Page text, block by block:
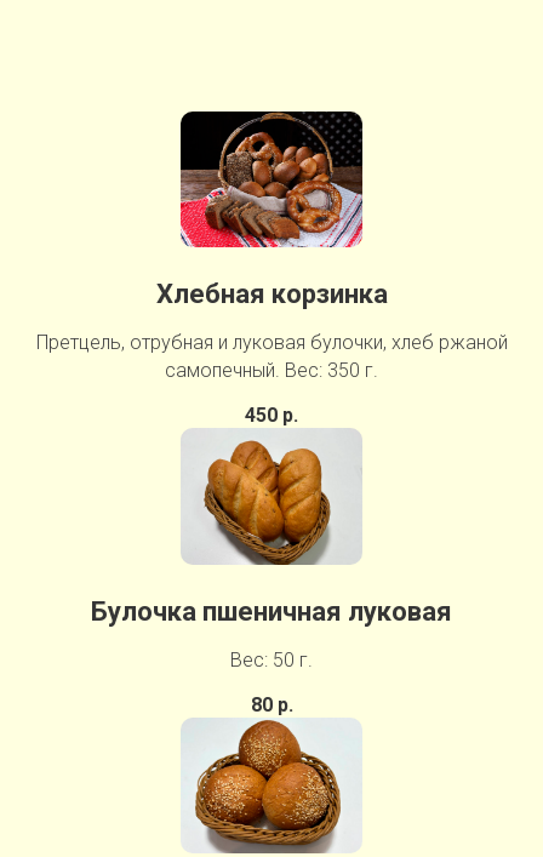
Хлебная корзинка
Претцель, отрубная и луковая булочки, хлеб ржаной
самопечный. Вес: 350 г.
450 р.
Булочка пшеничная луковая
Вес: 50 г.
80 р.